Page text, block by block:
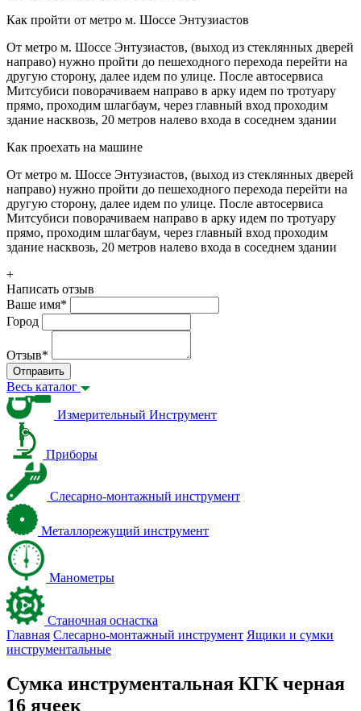
Как пройти от метро м. Шоссе Энтузиастов
От метро м. Шоссе Энтузиастов, (выход из стеклянных дверей
направо) нужно пройти до пешеходного перехода перейти на
другую сторону, далее идем по улице. После автосервиса
Митсубиси поворачиваем направо в арку идем по тротуару
прямо, проходим шлагбаум, через главный вход проходим
здание насквозь, 20 метров налево входа в соседнем здании
Как проехать на машине
От метро м. Шоссе Энтузиастов, (выход из стеклянных дверей
направо) нужно пройти до пешеходного перехода перейти на
другую сторону, далее идем по улице. После автосервиса
Митсубиси поворачиваем направо в арку идем по тротуару
прямо, проходим шлагбаум, через главный вход проходим
здание насквозь, 20 метров налево входа в соседнем здании
+
Написать отзыв
Ваше имя*
Город
Отзыв*
Отправить
Весь каталог
Измерительный Инструмент
Приборы
Слесарно-монтажный инструмент
Металлорежущий инструмент
Манометры
Станочная оснастка
Главная Слесарно-монтажный инструмент Ящики и сумки
инструментальные
Сумка инструментальная КГК черная
16 ячеек